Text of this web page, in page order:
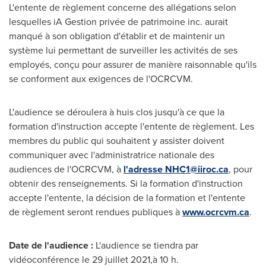
L'entente de règlement concerne des allégations selon
lesquelles iA Gestion privée de patrimoine inc. aurait
manqué à son obligation d'établir et de maintenir un
système lui permettant de surveiller les activités de ses
employés, conçu pour assurer de manière raisonnable qu'ils
se conforment aux exigences de l'OCRCVM.
L'audience se déroulera à huis clos jusqu'à ce que la
formation d'instruction accepte l'entente de règlement. Les
membres du public qui souhaitent y assister doivent
communiquer avec l'administratrice nationale des
audiences de l'OCRCVM, à l'adresse NHC1@iiroc.ca, pour
obtenir des renseignements. Si la formation d'instruction
accepte l'entente, la décision de la formation et l'entente
de règlement seront rendues publiques àwww.ocrcvm.ca.
Date de l'audience : L'audience se tiendra par
vidéoconférence le 29 juillet 2021,à 10 h.